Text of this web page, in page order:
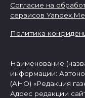
Согласие на
сервисов
Политика
Наименование
информации:
(АНО) «Редакция
Адрес редакции